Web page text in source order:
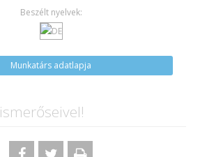
Beszélt nyelvek:
Munkatárs adatlapja
ismerőseivel!